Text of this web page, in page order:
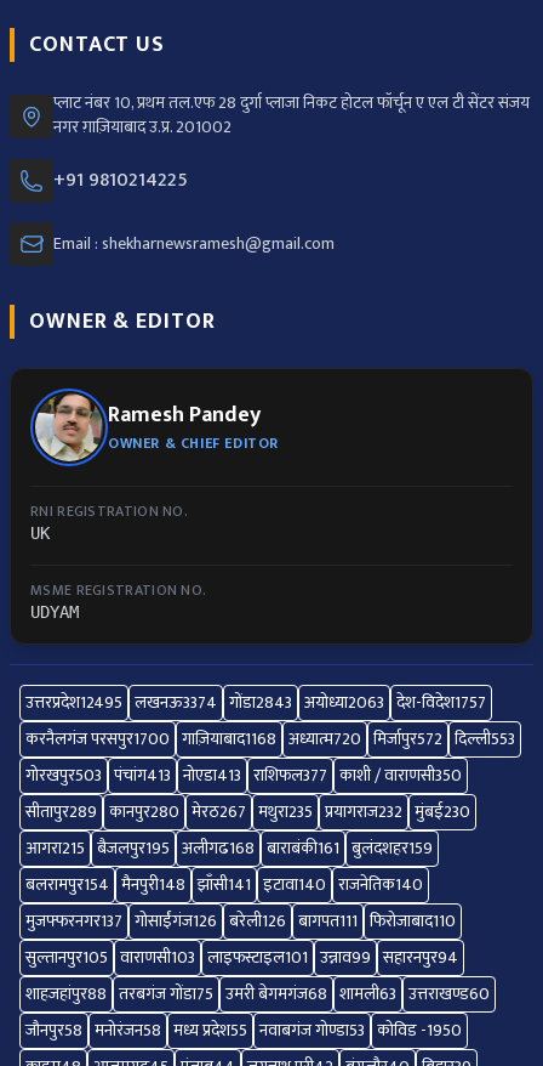
CONTACT US
प्लाट नंबर 10, प्रथम तल.एफ 28 दुर्गा प्लाजा निकट होटल फॉर्चून ए एल टी सेंटर संजय
नगर ग़ाज़ियाबाद उ.प्र. 201002
+91 9810214225
Email : shekharnewsramesh@gmail.com
OWNER & EDITOR
Ramesh Pandey
OWNER & CHIEF EDITOR
RNI REGISTRATION NO.
UK
MSME REGISTRATION NO.
UDYAM
उत्तरप्रदेश12495 लखनऊ3374 गोंडा2843 अयोध्या2063 देश-विदेश1757
करनैलगंज परसपुर1700 गाज़ियाबाद1168 अध्यात्म720 मिर्जापुर572 दिल्ली553
गोरखपुर503 पंचांग413 नोएडा413 राशिफल377 काशी / वाराणसी350
सीतापुर289 कानपुर280 मेरठ267 मथुरा235 प्रयागराज232 मुंबई230
आगरा215 बैजलपुर195 अलीगढ168 बाराबंकी161 बुलंदशहर159
बलरामपुर154 मैनपुरी148 झाँसी141 इटावा140 राजनेतिक140
मुजफ्फरनगर137 गोसाईंगंज126 बरेली126 बागपत111 फिरोजाबाद110
सुल्तानपुर105 वाराणसी103 लाइफस्टाइल101 उन्नाव99 सहारनपुर94
शाहजहांपुर88 तरबगंज गोंडा75 उमरी बेगमगंज68 शामली63 उत्तराखण्ड60
जौनपुर58 मनोरंजन58 मध्य प्रदेश55 नवाबगंज गोण्डा53 कोविड -1950